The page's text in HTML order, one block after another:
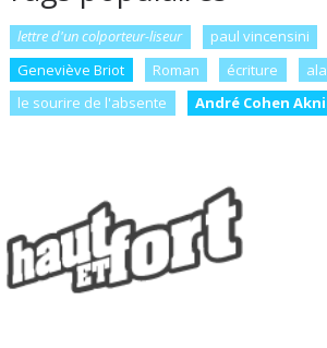
lettre d'un colporteur-liseur paul vincensini
Geneviève Briot
Roman écriture
le sourire de l'absente
André Cohen